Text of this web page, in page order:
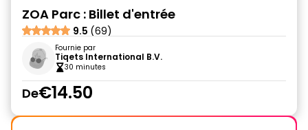
ZOA Parc : Billet d'entrée
9.5 (69)
Fournie par
Tiqets International B.V.
30 minutes
De€14.50